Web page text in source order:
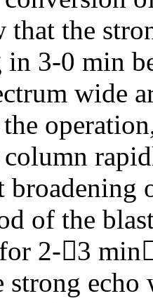
that the
3-0 min
wide
broadening
of the
2-3
strong